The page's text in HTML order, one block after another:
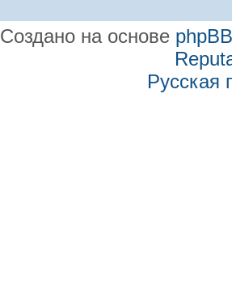
Создано на основе phpBB
Русская